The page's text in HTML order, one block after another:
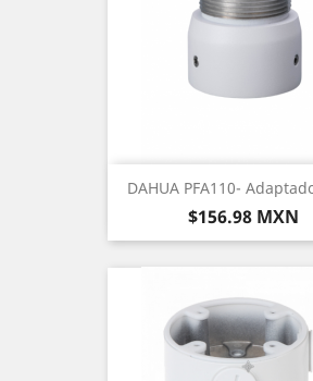
DAHUA PFA110-
Precio
$156.98 MXN